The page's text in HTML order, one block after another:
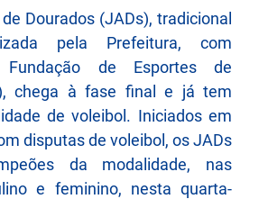
Dourados (JADs), tradicional
pela Prefeitura, com
Fundação de Esportes de
chega à fase final e já tem
de voleibol. Iniciados em
disputas de voleibol, os JADs
da modalidade, nas
e feminino, nesta quarta-